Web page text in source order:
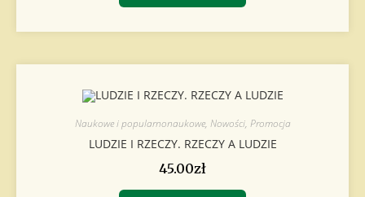
Naukowe i popularnonaukowe, Nowości, Promocja
LUDZIE I RZECZY. RZECZY A LUDZIE
45.00zł